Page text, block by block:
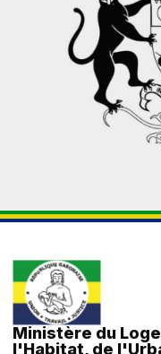
Ministère du
l'Habitat, de